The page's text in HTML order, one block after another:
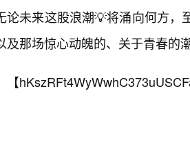
论未来这股浪潮💡将涌向何方，
及那场惊心动魄的、关于青春的
【